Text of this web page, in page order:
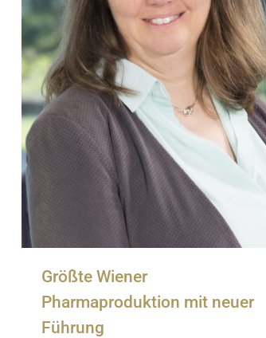
Größte Wiener
Pharmaproduktion mit neuer
Führung